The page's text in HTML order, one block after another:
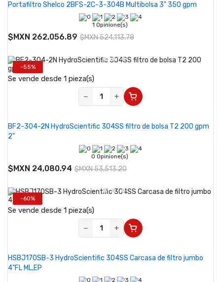
Portafiltro Shelco 2BFS-2C-3-304B Multibolsa 3" 350 gpm
1 Opinione(s)
$MXN 262,056.89 $MXN 524,113.78
-55%
Se vende desde 1 pieza(s)
−
+
BF2-304-2N HydroScientific 304SS filtro de bolsa T2 200 gpm
2"
0 Opinione(s)
$MXN 24,080.94 $MXN 53,513.20
-60%
Se vende desde 1 pieza(s)
−
+
HSBJ170SB-3 HydroScientific 304SS Carcasa de filtro jumbo
4"FL ML,EP